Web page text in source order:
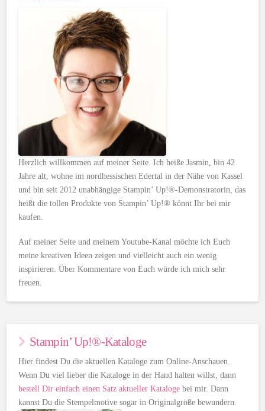
Herzlich willkommen auf meiner Seite. Ich heiße Jasmin, bin 42
Jahre alt, wohne im nordhessischen Edertal in der Nähe von Kassel
und bin seit 2012 unabhängige Stampin’ Up!®-Demonstratorin, das
heißt die tollen Produkte von Stampin’ Up!® könnt Ihr bei mir
kaufen.
Auf meiner Seite und meinem Youtube-Kanal möchte ich Euch
meine kreativen Ideen zeigen und vielleicht auch ein wenig
inspirieren. Über Kommentare von Euch würde ich mich sehr
freuen.
Stampin’ Up!®-Kataloge
Hier findest Du die aktuellen Kataloge zum Online-Anschauen.
Wenn Du viel lieber die Kataloge in der Hand halten willst, dann
bestell Dir einfach einen Satz aktueller Kataloge bei mir. Dann
kannst Du die Stempelmotive sogar in Originalgröße bewundern.